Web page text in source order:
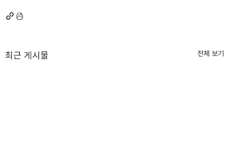
최근 게시물 전체 보기